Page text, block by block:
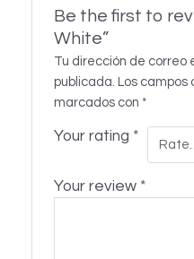
Be the first to
White”
Tu dirección de correo
publicada. Los campos
marcados con*
Your rating *
Your review *